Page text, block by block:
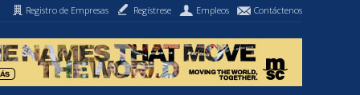
Registro de Empresas Regístrese Empleos Contáctenos